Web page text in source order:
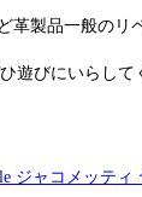
革製品一般の
遊びにいらして